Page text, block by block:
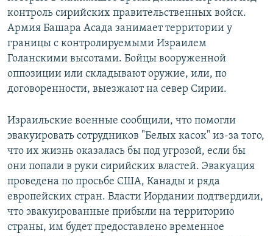
контроль сирийских правительственных войск.
Армия Башара Асада занимает территории у
границы с контролируемыми Израилем
Голанскими высотами. Бойцы вооруженной
оппозиции или складывают оружие, или, по
договоренности, выезжают на север Сирии.
Израильские военные сообщили, что помогли
эвакуировать сотрудников "Белых касок" из-за того,
что их жизнь оказалась бы под угрозой, если бы
они попали в руки сирийских властей. Эвакуация
проведена по просьбе США, Канады и ряда
европейских стран. Власти Иордании подтвердили,
что эвакуированные прибыли на территорию
страны, им будет предоставлено временное